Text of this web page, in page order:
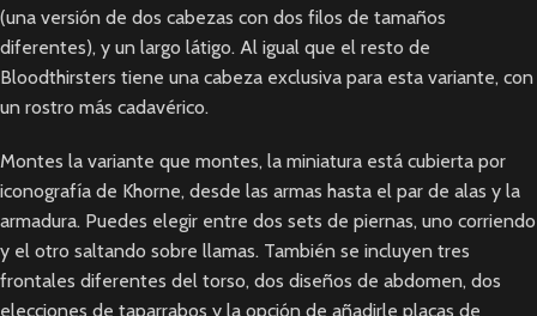
(una versión de dos cabezas con dos filos de tamaños
diferentes), y un largo látigo. Al igual que el resto de
Bloodthirsters tiene una cabeza exclusiva para esta variante, con
un rostro más cadavérico.
Montes la variante que montes, la miniatura está cubierta por
iconografía de Khorne, desde las armas hasta el par de alas y la
armadura. Puedes elegir entre dos sets de piernas, uno corriendo
y el otro saltando sobre llamas. También se incluyen tres
frontales diferentes del torso, dos diseños de abdomen, dos
elecciones de taparrabos y la opción de añadirle placas de